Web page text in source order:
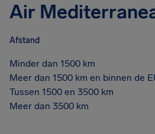
Air
Afstand
Minder dan 1500 km
Meer dan 1500 km en binnen de
Tussen 1500 en 3500 km
Meer dan 3500 km